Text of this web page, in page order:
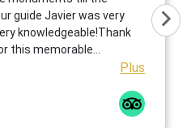
guide Javier was very
knowledgeable!Thank
this memorable
Plus